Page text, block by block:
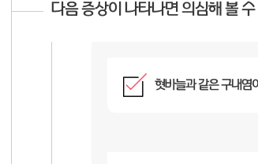
다음 증상이 나타나면 의심해 볼
혓바늘과 같은 구내염